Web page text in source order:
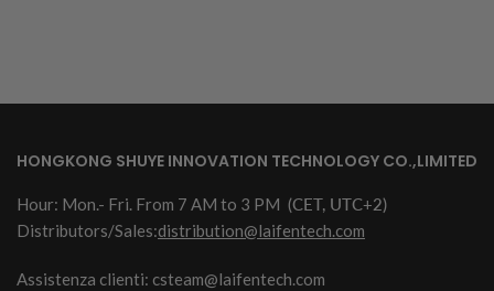
HONGKONG SHUYE INNOVATION TECHNOLOGY CO.,LIMITED
Hour: Mon.- Fri. From 7 AM to 3 PM (CET, UTC+2)
Distributors/Sales:distribution@laifentech.com
Assistenza clienti: csteam@laifentech.com